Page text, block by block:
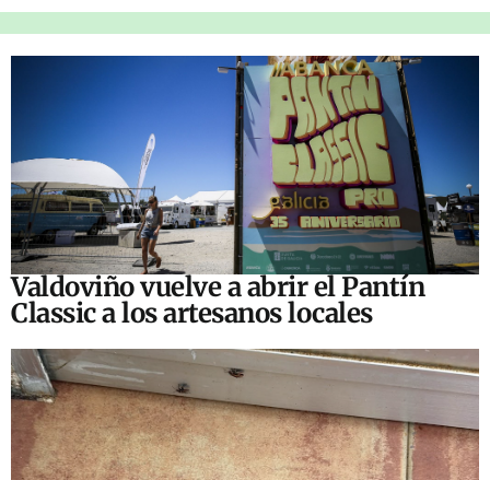
Valdoviño vuelve a abrir el Pantín
Classic a los artesanos locales